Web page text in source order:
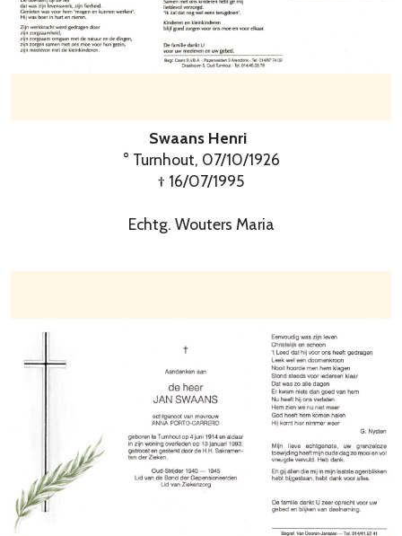
Swaans Henri
° Turnhout, 07/10/1926
† 16/07/1995
Echtg. Wouters Maria